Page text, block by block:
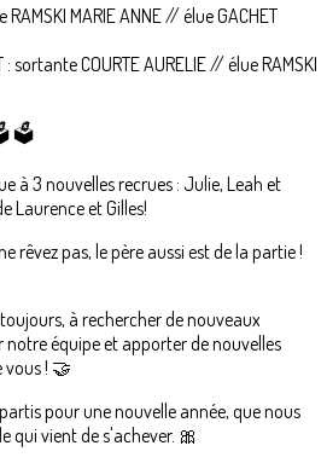
RAMSKI MARIE ANNE // élue GACHET
: sortante COURTE AURELIE // élue RAMSKI
🗳
à 3 nouvelles recrues : Julie, Leah et
Laurence et Gilles!
rêvez pas, le père aussi est de la partie !
à rechercher de nouveaux
équipe et apporter de nouvelles
vous ! 🤝
pour une nouvelle année, que nous
qui vient de s'achever. 🎀